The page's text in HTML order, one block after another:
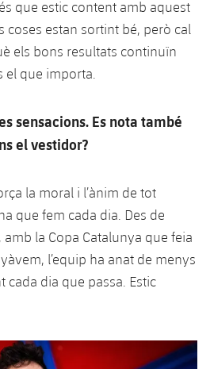
que estic content amb aquest
coses estan sortint bé, però cal
els bons resultats continuïn
el que importa.
sensacions. Es nota també
el vestidor?
la moral i l’ànim de tot
que fem cada dia. Des de
la Copa Catalunya que feia
l’equip ha anat de menys
cada dia que passa. Estic